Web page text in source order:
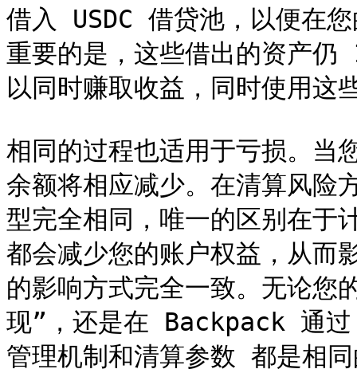
借入 USDC 借贷池，以便在
重要的是，这些借出的资产仍
以同时赚取收益，同时使用这
相同的过程也适用于亏损。当
余额将相应减少。在清算风险
型完全相同，唯一的区别在于
都会减少您的账户权益，从
的影响方式完全一致。无论您
现”，还是在 Backpack 通
管理机制和清算参数 都是相